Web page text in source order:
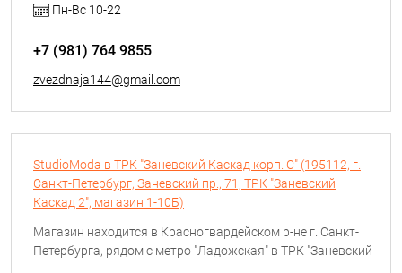
магазине можно приобрести обувь, сумки и
средства для обуви Salamander, Gino Rossi, Collonil).
Пн-Вс 10-22
+7 (981) 764 9855
zvezdnaja144@gmail.com
StudioModa в ТРК "Заневский Каскад корп. С" (195112, г.
Санкт-Петербург, Заневский пр., 71, ТРК "Заневский
Каскад 2", магазин 1-10Б)
Магазин находится в Красногвардейском р-не г. Санкт-
Петербурга, рядом с метро "Ладожская" в ТРК "Заневский